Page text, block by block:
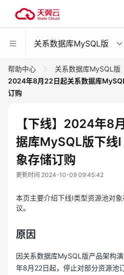
关系数据库MySQL版
帮助中心 关系数据库MySQL版
2024年8月22日起关系数据库
订购
【下线】2024年8
据库MySQL版下线
象存储订购
更新时间 2024-10-09 09:45:42
本页主要介绍下线I类型资源池对
议。
原因
因关系数据库MySQL版产品架构
年8月22日起，停止对部分资源池